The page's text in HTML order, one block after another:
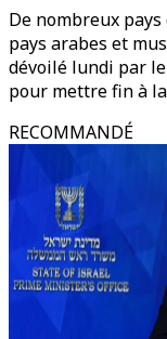
De nombreux pays
pays arabes et
dévoilé lundi par
pour mettre fin à
RECOMMANDÉ